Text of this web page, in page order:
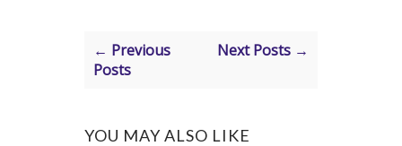
← Previous
Posts
Next Posts →
YOU MAY ALSO LIKE